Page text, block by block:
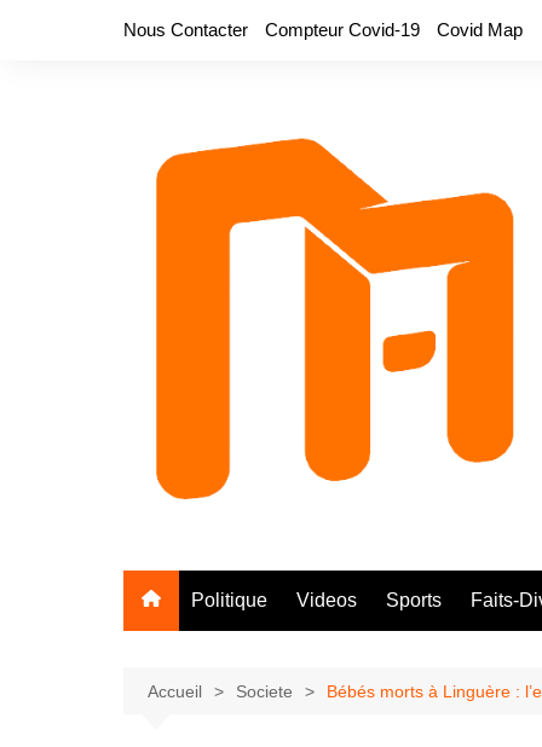
Nous Contacter Compteur Covid-19 Covid Map
Politique Videos Sports Faits-
Accueil Societe Bébés morts à Linguère :